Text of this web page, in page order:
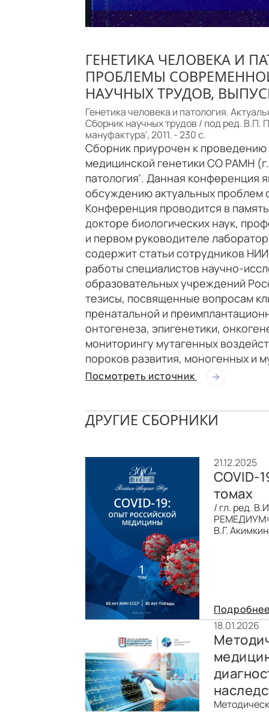
ГЕНЕТИКА ЧЕЛОВЕКА И
ПРОБЛЕМЫ
НАУЧНЫХ ТРУДОВ,
Генетика человека и патология.
Сборник научных трудов / под ред.
мануфактура', 2011. - 230 с.
Сборник приурочен к
медицинской генетики СО РАМН
патология'. Данная конференция
обсуждению актуальных проблем
Конференция проводится в
докторе биологических наук,
и первом руководителе
содержит статьи сотрудников
работы специалистов научно-
образовательных учреждений
тезисы, посвященные вопросам
пренатальной и
онтогенеза, эпигенетики,
мониторингу мутагенных
пороков развития, моногенных и
Посмотреть источник
ДРУГИЕ СБОРНИКИ
21.12.2025
COVID-
томах
/ гл. ред.
В.Г.
18.01.2026